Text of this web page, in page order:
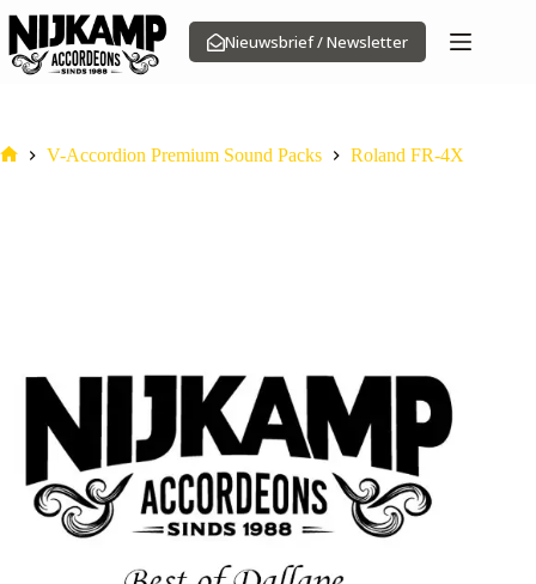
naar
de
inhoud
Nieuwsbrief / Newsletter
V-Accordion Premium Sound Packs Roland FR-4X